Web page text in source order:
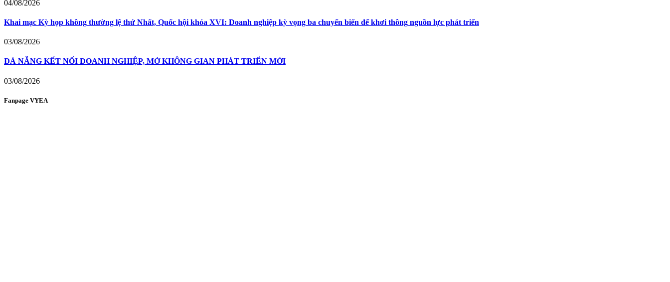
04/08/2026
Khai mạc Kỳ họp không thường lệ thứ Nhất, Quốc hội khóa XVI: Doanh nghiệp kỳ vọng ba chuyển biến để khơi thông nguồn lực phát triển
03/08/2026
ĐÀ NẴNG KẾT NỐI DOANH NGHIỆP, MỞ KHÔNG GIAN PHÁT TRIỂN MỚI
03/08/2026
Fanpage VYEA